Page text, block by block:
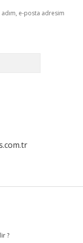
e-posta adresim
?